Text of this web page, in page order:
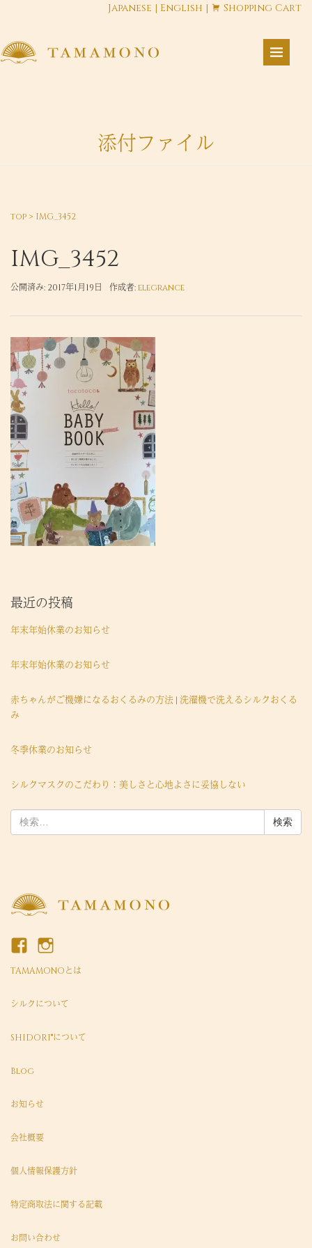
Japanese | English | Shopping Cart
添付ファイル
top > IMG_3452
IMG_3452
公開済み: 2017年1月19日 作成者:elegrance
最近の投稿
年末年始休業のお知らせ
年末年始休業のお知らせ
赤ちゃんがご機嫌になるおくるみの方法 | 洗濯機で洗えるシルクおくる
み
冬季休業のお知らせ
シルクマスクのこだわり：美しさと心地よさに妥協しない
索:
TAMAMONOとは
シルクについて
SHIDORI®について
Blog
お知らせ
会社概要
個人情報保護方針
特定商取法に関する記載
お問い合わせ